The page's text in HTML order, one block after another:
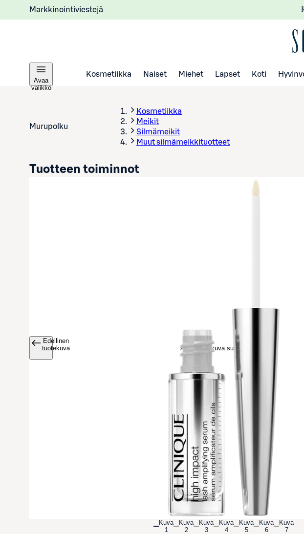
Markkinointiviestejä
Avaa
valikko
Kosmetiikka Naiset Miehet Lapset Koti
Murupolku
Kosmetiikka
Meikit
Silmämeikit
Muut silmämeikkituotteet
Avaa tuotekuva suurennettuna
Edellinen
tuotekuva
Kuva
1
Kuva
2
Kuva
3
Kuva
4
Kuva
5
Kuva
6
Kuva
7
Tuotteen toiminnot